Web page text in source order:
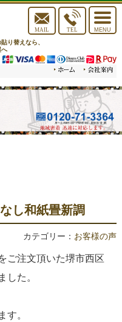
MAIL TEL
toggle
MENU
り替えなら、
へ
し和紙畳新調
カテゴリー： お客様の声
ご注文頂いた堺市西区
した。
す。